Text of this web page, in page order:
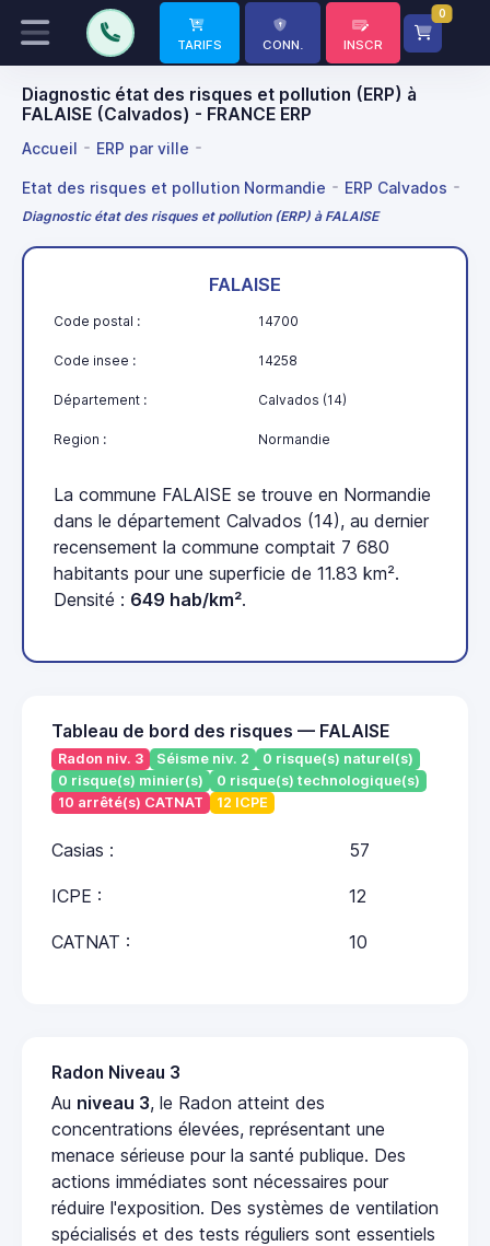
TARIFS CONN. INSCR
0
Diagnostic état des risques et pollution (ERP) à
FALAISE (Calvados) - FRANCE ERP
Accueil ERP par ville
Etat des risques et pollution Normandie ERP Calvados
Diagnostic état des risques et pollution (ERP) à FALAISE
FALAISE
Code postal : 14700
Code insee : 14258
Département : Calvados (14)
Region : Normandie
La commune FALAISE se trouve en Normandie
dans le département Calvados (14), au dernier
recensement la commune comptait 7 680
habitants pour une superficie de 11.83 km².
Densité : 649 hab/km².
Tableau de bord des risques — FALAISE
Radon niv. 3 Séisme niv. 2
0 risque(s) naturel(s)
0 risque(s) minier(s)
0 risque(s) technologique(s)
10 arrêté(s) CATNAT
12 ICPE
Casias : 57
ICPE : 12
CATNAT : 10
Radon Niveau 3
Au niveau 3, le Radon atteint des
concentrations élevées, représentant une
menace sérieuse pour la santé publique. Des
actions immédiates sont nécessaires pour
réduire l'exposition. Des systèmes de ventilation
spécialisés et des tests réguliers sont essentiels